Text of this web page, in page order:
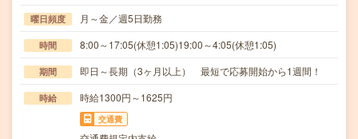
曜日頻度 月～金／週5日勤務
時間 8:00～17:05(休憩1:05)19:00～4:05(休憩1:05)
期間 即日～長期（3ヶ月以上） 最短で応募開始から1週間！
時給 時給1300円～1625円
交通費